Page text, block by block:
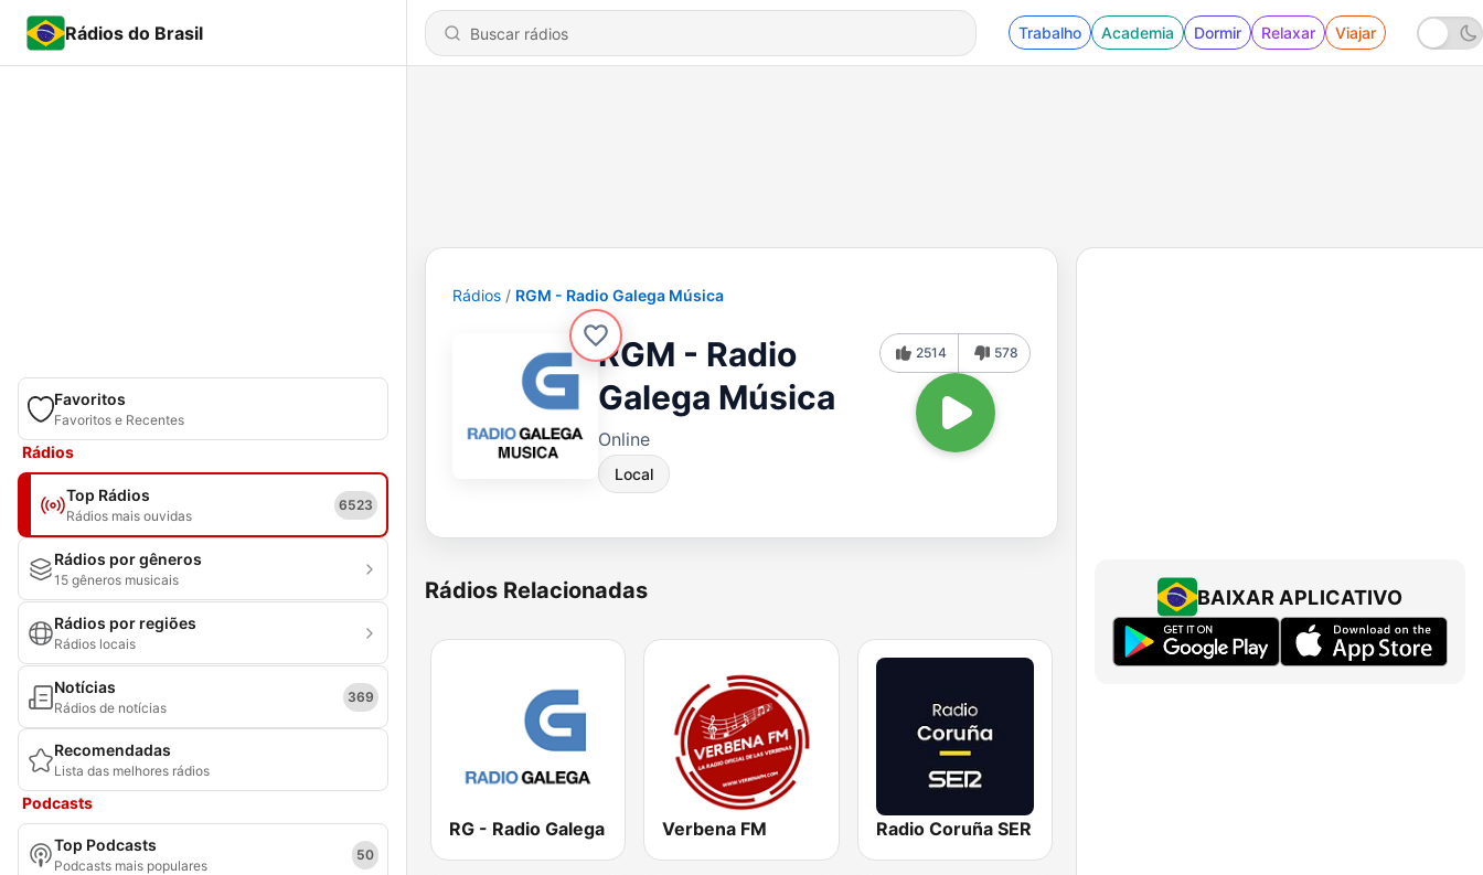
Rádios do Brasil Trabalho Academia Dormir Relaxar Viajar
Favoritos
Favoritos e Recentes
Rádios
Top Rádios
Rádios mais ouvidas
6523
Rádios por gêneros
15 gêneros musicais
Rádios por regiões
Rádios locais
Notícias
Rádios de notícias
369
Recomendadas
Lista das melhores rádios
Podcasts
Top Podcasts
Podcasts mais populares
50
Rádios RGM - Radio Galega Música
RGM - Radio
Galega Música
Online
Local
2514 578
Rádios Relacionadas
RG - Radio Galega Verbena FM Radio Coruña SER
BAIXAR APLICATIVO